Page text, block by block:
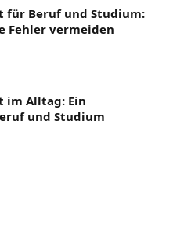
für Beruf und Studium:
Fehler vermeiden
im Alltag: Ein
und Studium